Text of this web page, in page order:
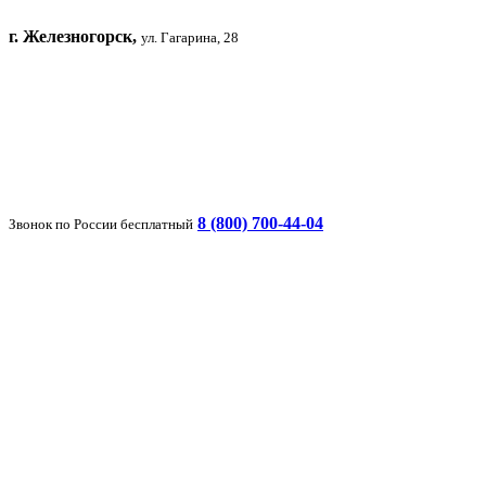
г. Железногорск, ул. Гагарина, 28
Звонок по России бесплатный 8 (800) 700-44-04